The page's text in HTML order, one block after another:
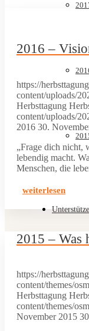
2016 –
https://
content/uploads/
Herbsttagung
content/uploads/
2016 30.
„Frage dich nicht,
lebendig macht.
Menschen, die
weiterlesen
2015 – Was
https://
content/themes/
Herbsttagung
content/themes/
November 2015